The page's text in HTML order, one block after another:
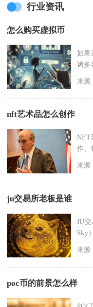
行业资讯
怎么购买虚拟币
如果
诸多
来源
nft艺术品怎么创作
NFT
作、
确
来源
ju交易所老板是谁
JU
Sky
创
来源
poc币的前景怎么样